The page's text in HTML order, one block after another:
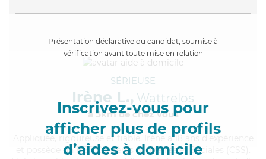
Présentation déclarative du candidat, soumise à
vérification avant toute mise en relation
Inscrivez-vous pour
afficher plus de profils
d’aides à domicile
SÉRIEUSE
Irène L., Wattrelos
à 5km de chez Vous
, rigoureuse et fiable, Irène a 18 ans d'expérience
et possède un BEP Carrières Sanitaires et Sociales (CSS).